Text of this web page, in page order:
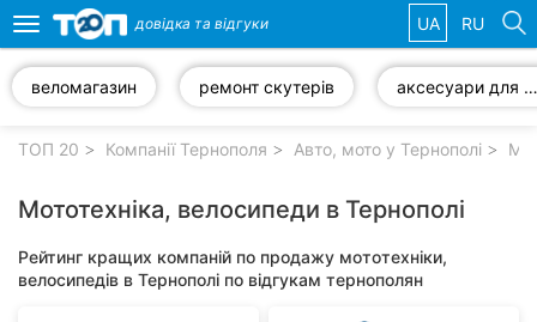
компанії
Популярні
рубрики:
Toggle
navigation
довідка та відгуки UA RU
веломагазин ремонт скутерів аксесуари для велосипеда
ТОП 20 Компанії Тернополя Авто, мото у Тернополі
Мототехніка, велосипеди в Тернополі
Рейтинг кращих компаній по продажу мототехніки,
велосипедів в Тернополі по відгукам тернополян